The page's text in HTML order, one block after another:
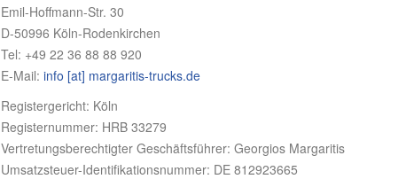
Emil-Hoffmann-Str. 30
D-50996 Köln-Rodenkirchen
Tel: +49 22 36 88 88 920
E-Mail: info [at] margaritis-trucks.de
Registergericht: Köln
Registernummer: HRB 33279
Vertretungsberechtigter Geschäftsführer: Georgios Margaritis
Umsatzsteuer-Identifikationsnummer: DE 812923665